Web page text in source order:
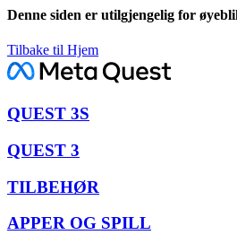
Denne siden er utilgjengelig for
Tilbake til Hjem
QUEST 3S
QUEST 3
TILBEHØR
APPER OG SPILL